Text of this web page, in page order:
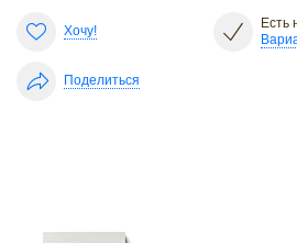
Хочу!
Есть
Поделиться